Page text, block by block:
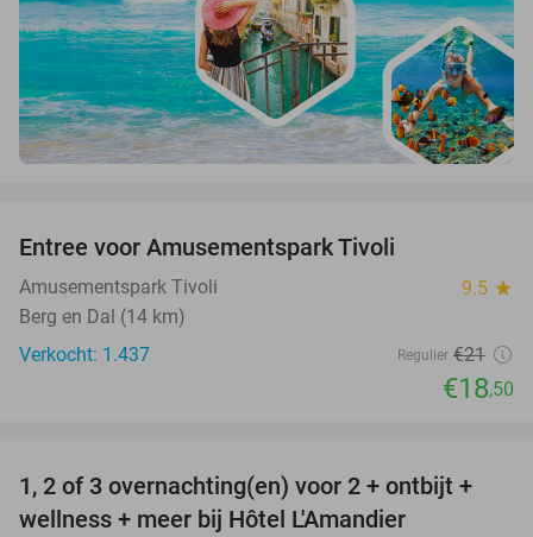
Entree voor Amusementspark Tivoli
Amusementspark Tivoli 9.5 star
Berg en Dal (14 km)
Verkocht: 1.437
Regulier €21
€18,50
32%
TODAY
1, 2 of 3 overnachting(en) voor 2 + ontbijt +
wellness + meer bij Hôtel L'Amandier